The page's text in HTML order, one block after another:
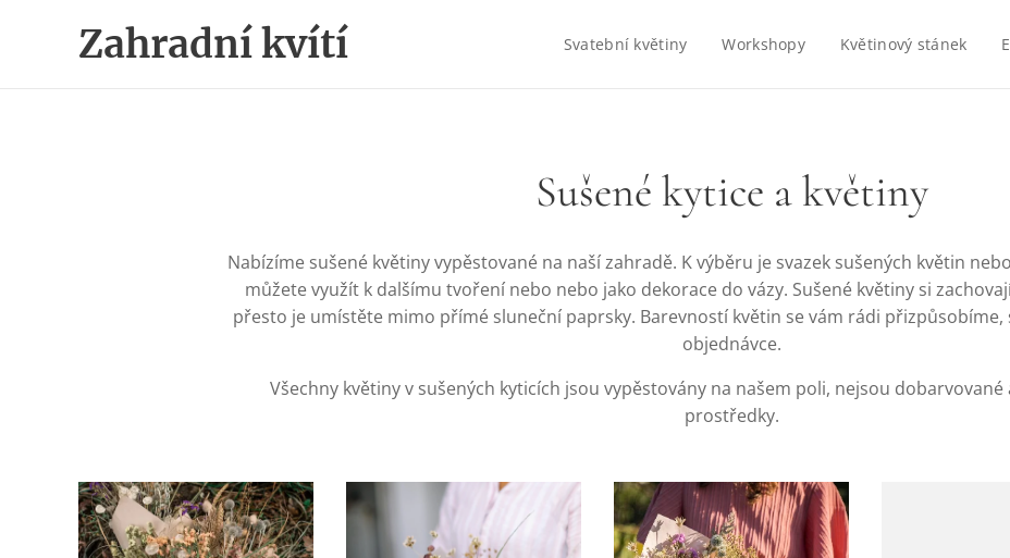
Zahradní kvítí Svatební květiny Workshopy Květinový stánek
Sušené kytice a květiny
Nabízíme sušené květiny vypěstované na naší zahradě. K výběru je svazek sušených květin
můžete využít k dalšímu tvoření nebo nebo jako dekorace do vázy. Sušené květiny si
přesto je umístěte mimo přímé sluneční paprsky. Barevností květin se vám rádi přizpůsobíme,
objednávce.
Všechny květiny v sušených kyticích jsou vypěstovány na našem poli, nejsou
prostředky.